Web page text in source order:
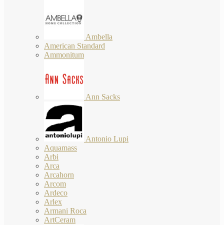
Ambella
American Standard
Ammonitum
Ann Sacks
Antonio Lupi
Aquamass
Arbi
Arca
Arcahorn
Arcom
Ardeco
Arlex
Armani Roca
ArtCeram